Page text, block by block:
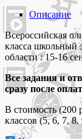
сентября
2025 Олимпиада
по
экологии
5-
11
класс
задания
ответы
школьного
этапа
Описание
Всероссийская
класса школьный
области : 15-16
Все задания и
сразу после
В стоимость (200
классов (5, 6, 7, 8,